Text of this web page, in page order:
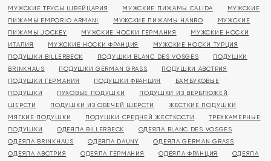
МУЖСКИЕ ТРУСЫ ШВЕЙЦАРИЯ
МУЖСКИЕ ПИЖАМЫ CALIDA
МУЖСКИЕ
ПИЖАМЫ EMPORIO ARMANI
МУЖСКИЕ ПИЖАМЫ HANRO
МУЖСКИЕ
ПИЖАМЫ JOCKEY
МУЖСКИЕ НОСКИ ГЕРМАНИЯ
МУЖСКИЕ НОСКИ
ИТАЛИЯ
МУЖСКИЕ НОСКИ ФРАНЦИЯ
МУЖСКИЕ НОСКИ ТУРЦИЯ
ПОДУШКИ BILLERBECK
ПОДУШКИ BLANC DES VOSGES
ПОДУШКИ
BRINKHAUS
ПОДУШКИ GERMAN GRASS
ПОДУШКИ АВСТРИЯ
ПОДУШКИ ГЕРМАНИЯ
ПОДУШКИ ФРАНЦИЯ
БАМБУКОВЫЕ
ПОДУШКИ
ПУХОВЫЕ ПОДУШКИ
ПОДУШКИ ИЗ ВЕРБЛЮЖЕЙ
ШЕРСТИ
ПОДУШКИ ИЗ ОВЕЧЕЙ ШЕРСТИ
ЖЕСТКИЕ ПОДУШКИ
МЯГКИЕ ПОДУШКИ
ПОДУШКИ СРЕДНЕЙ ЖЕСТКОСТИ
ТРЕХКАМЕРНЫЕ
ПОДУШКИ
ОДЕЯЛА BILLERBECK
ОДЕЯЛА BLANC DES VOSGES
ОДЕЯЛА BRINKHAUS
ОДЕЯЛА DAUNY
ОДЕЯЛА GERMAN GRASS
ОДЕЯЛА АВСТРИЯ
ОДЕЯЛА ГЕРМАНИЯ ОДЕЯЛА ФРАНЦИЯ
ОДЕЯЛА